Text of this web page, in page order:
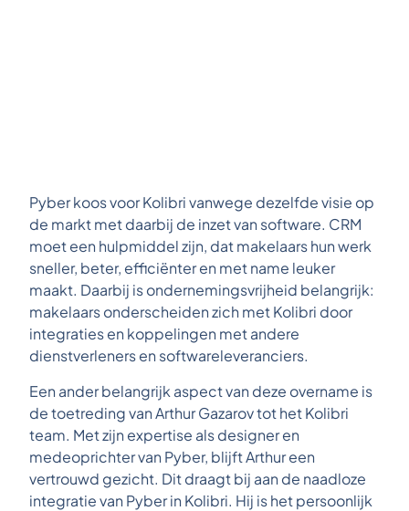
Pyber koos voor Kolibri vanwege dezelfde visie op
de markt met daarbij de inzet van software. CRM
moet een hulpmiddel zijn, dat makelaars hun werk
sneller, beter, efficiënter en met name leuker
maakt. Daarbij is ondernemingsvrijheid belangrijk:
makelaars onderscheiden zich met Kolibri door
integraties en koppelingen met andere
dienstverleners en softwareleveranciers.
Een ander belangrijk aspect van deze overname is
de toetreding van Arthur Gazarov tot het Kolibri
team. Met zijn expertise als designer en
medeoprichter van Pyber, blijft Arthur een
vertrouwd gezicht. Dit draagt bij aan de naadloze
integratie van Pyber in Kolibri. Hij is het persoonlijk